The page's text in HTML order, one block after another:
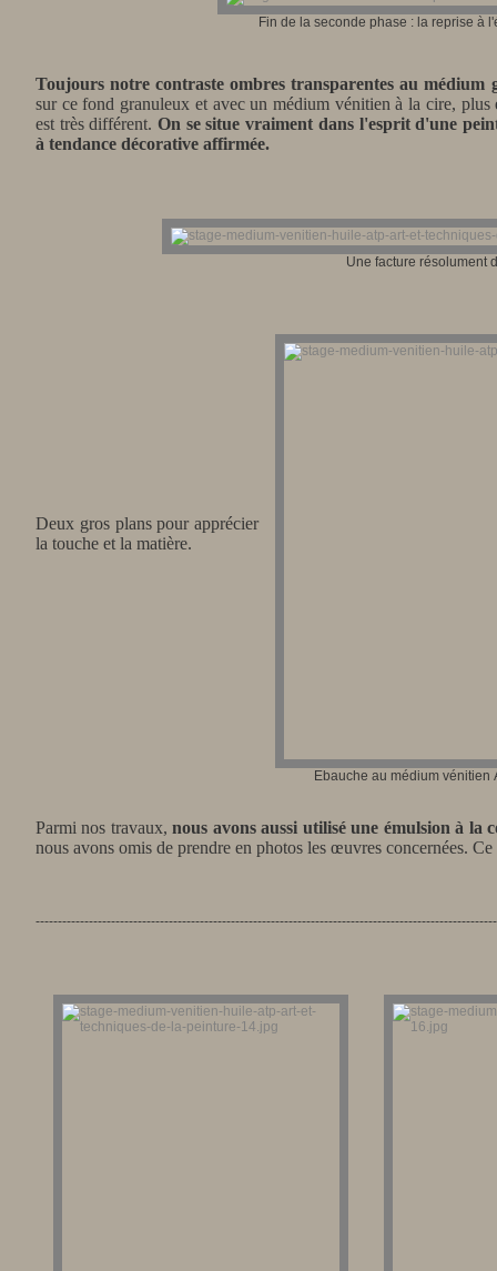
Fin de la seconde phase : la reprise à
Toujours notre contraste ombres transparentes au médium
sur ce fond granuleux et avec un médium vénitien à la cire,
est très différent.On se situe vraiment dans l'esprit d'une
à tendance décorative affirmée.
Une facture résolument
Ebauche au médium
Deux gros plans pour apprécier
la touche et la matière.
Parmi nos travaux,nous avons aussi utilisé une émulsion à la
nous avons omis de prendre en photos les œuvres concernées.